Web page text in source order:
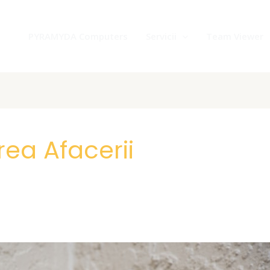
Afacerii